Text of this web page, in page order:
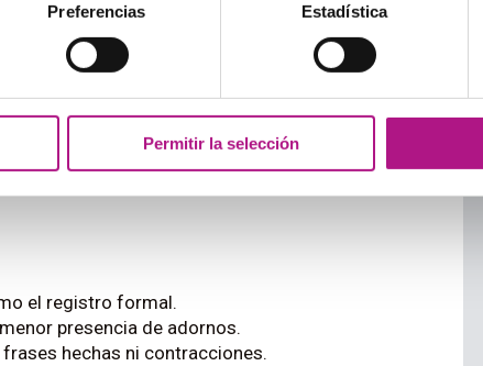
Preferencias Estadística
Permitir la selección
utilizar, es preferible optar por el formal
el registro formal.
presencia de adornos.
hechas ni contracciones.